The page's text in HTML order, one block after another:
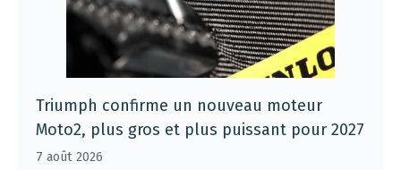
Triumph confirme un nouveau moteur
Moto2, plus gros et plus puissant pour 2027
7 août 2026